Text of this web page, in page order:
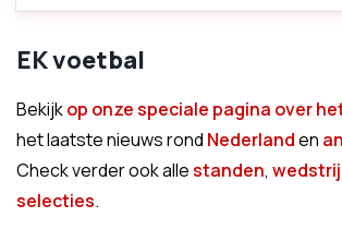
EK voetbal
Bekijkop onze speciale pagina over
het laatste nieuws rond Nederlanden
Check verder ook allestanden,
selecties.